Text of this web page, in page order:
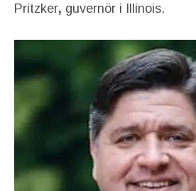
Pritzker, guvernör i Illinois.